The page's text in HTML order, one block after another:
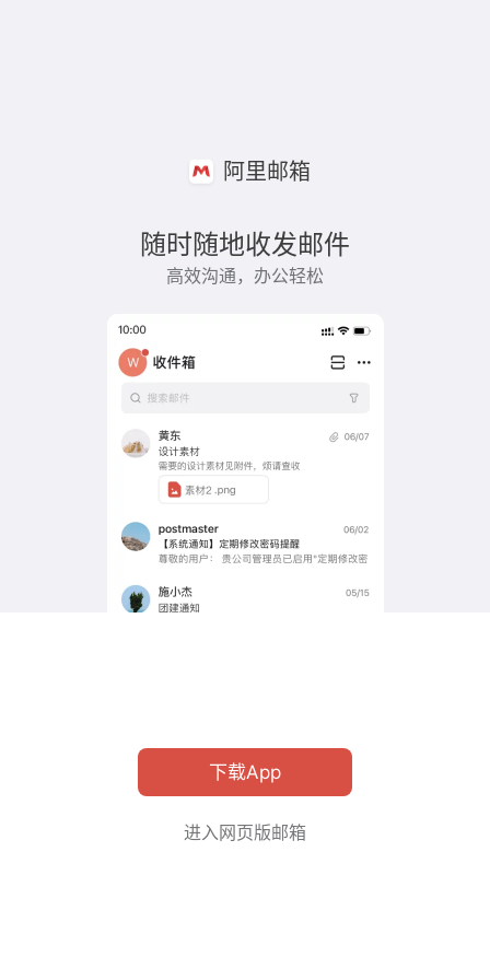
阿里邮箱
随时随地收发邮件
高效沟通，办公轻松
下载App
进入网页版邮箱